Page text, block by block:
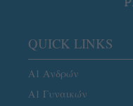
QUICK LINKS
Α1 Ανδρών
Α1 Γυναικών